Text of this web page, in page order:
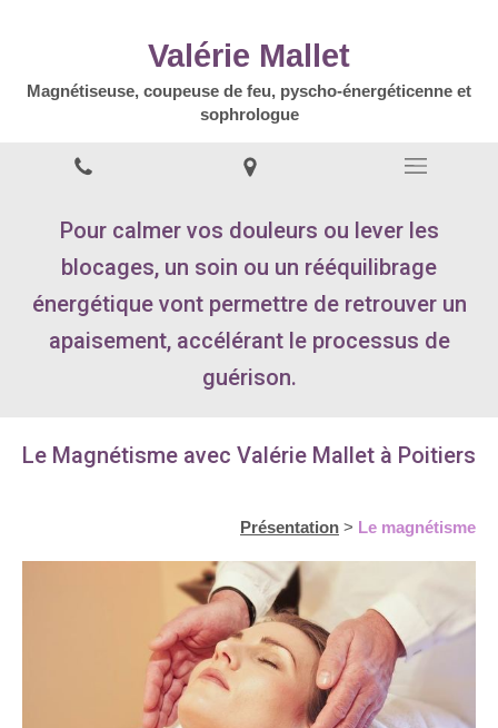
Valérie Mallet
Magnétiseuse, coupeuse de feu, pyscho-énergéticenne et
sophrologue
Pour calmer vos douleurs ou lever les
blocages, un soin ou un rééquilibrage
énergétique vont permettre de retrouver un
apaisement, accélérant le processus de
guérison.
Le Magnétisme avec Valérie Mallet à Poitiers
Présentation > Le magnétisme